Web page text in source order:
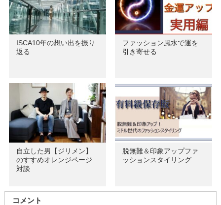
ISCA10年の想い出を振り
返る
ファッション風水で運を
引き寄せる
自立した男【ジリメン】
のすすめオレンジページ
対談
脱無難＆印象アップファ
ッションスタイリング
コメント